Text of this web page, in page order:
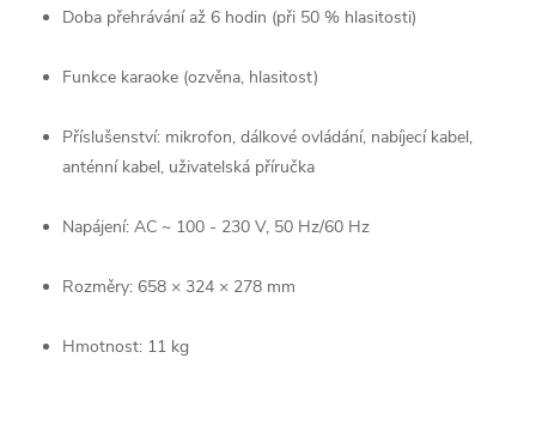
Doba přehrávání až 6 hodin (při 50 % hlasitosti)
Funkce karaoke (ozvěna, hlasitost)
Příslušenství: mikrofon, dálkové ovládání, nabíjecí kabel,
anténní kabel, uživatelská příručka
Napájení: AC ~ 100 - 230 V, 50 Hz/60 Hz
Rozměry: 658 × 324 × 278 mm
Hmotnost: 11 kg